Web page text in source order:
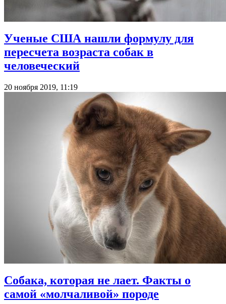
Ученые США нашли формулу для
пересчета возраста собак в
человеческий
20 ноября 2019, 11:19
Собака, которая не лает. Факты о
самой «молчаливой» породе